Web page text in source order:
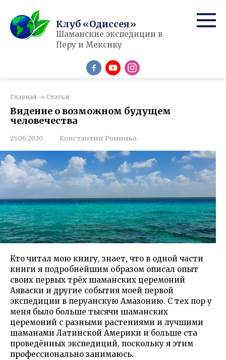
контенту
Клуб «Одиссея»
Шаманские экспедиции в
Перу и Мексику
Главная -» Статьи
Видение о возможном будущем
человечества
25.06.2020 Константин Рониньо
Кто читал мою книгу, знает, что в одной части
книги я подробнейшим образом описал опыт
своих первых трёх шаманских церемоний
Аяваски и другие события моей первой
экспедиции в перуанскую Амазонию. С тех пор у
меня было больше тысячи шаманских
церемоний с разными растениями и лучшими
шаманами Латинской Америки и больше ста
проведённых экспедиций, поскольку я этим
профессионально занимаюсь.